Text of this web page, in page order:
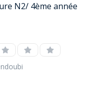
N2/ 4ème année